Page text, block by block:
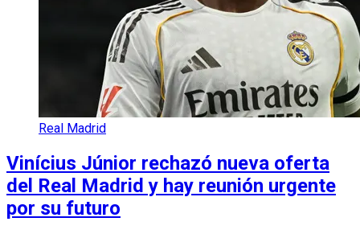
Real Madrid
Vinícius Júnior rechazó nueva oferta
del Real Madrid y hay reunión urgente
por su futuro